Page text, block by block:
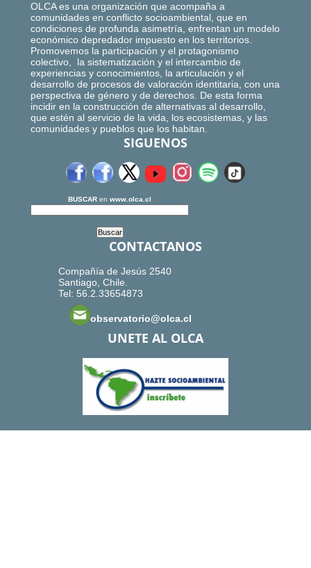
OLCA es una organización que acompaña a
comunidades en conflicto socioambiental, que en
condiciones de profunda asimetría, enfrentan un modelo
económico depredador impuesto en los territorios.
Promovemos la participación y el protagonismo
colectivo, la sistematización y el intercambio de
experiencias y conocimientos, la articulación y el
desarrollo de procesos de valoración identitaria, con una
perspectiva de género y de derechos. De esta forma
incidir en la construcción de alternativas al desarrollo,
que estén al servicio de la vida, los ecosistemas, y las
comunidades y pueblos que los habitan.
SIGUENOS
BUSCAR en www.olca.cl
CONTACTANOS
Compañía de Jesús 2540
Santiago, Chile.
Tel: 56.2.33654873
observatorio@olca.cl
UNETE AL OLCA